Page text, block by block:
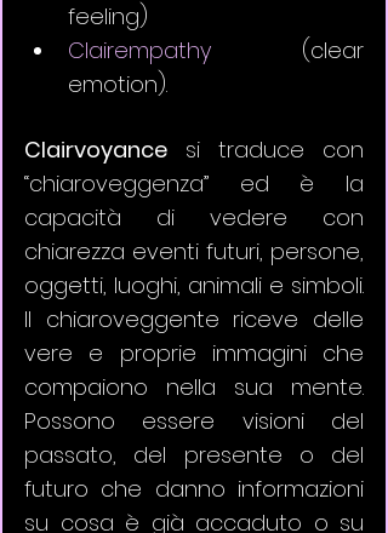
feeling)
Clairempathy (clear
emotion).
Clairvoyance si traduce con
“chiaroveggenza” ed è la
capacità di vedere con
chiarezza eventi futuri, persone,
oggetti, luoghi, animali e simboli.
Il chiaroveggente riceve delle
vere e proprie immagini che
compaiono nella sua mente.
Possono essere visioni del
passato, del presente o del
futuro che danno informazioni
su cosa è già accaduto o su